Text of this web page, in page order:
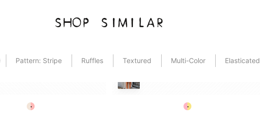
SHOP SIMILAR
Pattern: Stripe Ruffles Textured Multi-Color Elasticated